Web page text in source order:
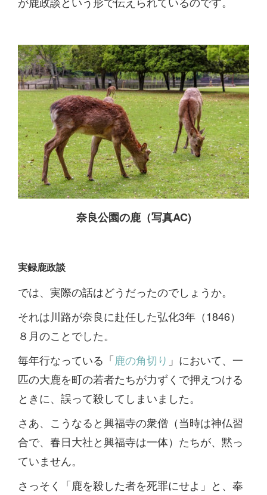
奈良公園の鹿（写真AC)
実録鹿政談
では、実際の話はどうだったのでしょうか。
それは川路が奈良に赴任した弘化3年（1846）
８月のことでした。
毎年行なっている「鹿の角切り 」において、一
匹の大鹿を町の若者たちが力ずくで押えつける
ときに、誤って殺してしまいました。
さあ、こうなると興福寺の衆僧（当時は神仏習
合で、春日大社と興福寺は一体）たちが、黙っ
ていません。
さっそく「鹿を殺した者を死罪にせよ」と、奉